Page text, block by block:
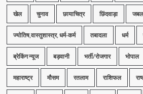
खेल चुनाव छायाचित्र छिंदवाड़ा
ज्योतिष,वास्तुशास्त्र, धर्म-कर्म तबादला धर्म
ब्रेकिंग न्यूज बड़वानी भर्ती/रोजगार भोपाल
महाराष्ट्र मौसम रतलाम राशिफल